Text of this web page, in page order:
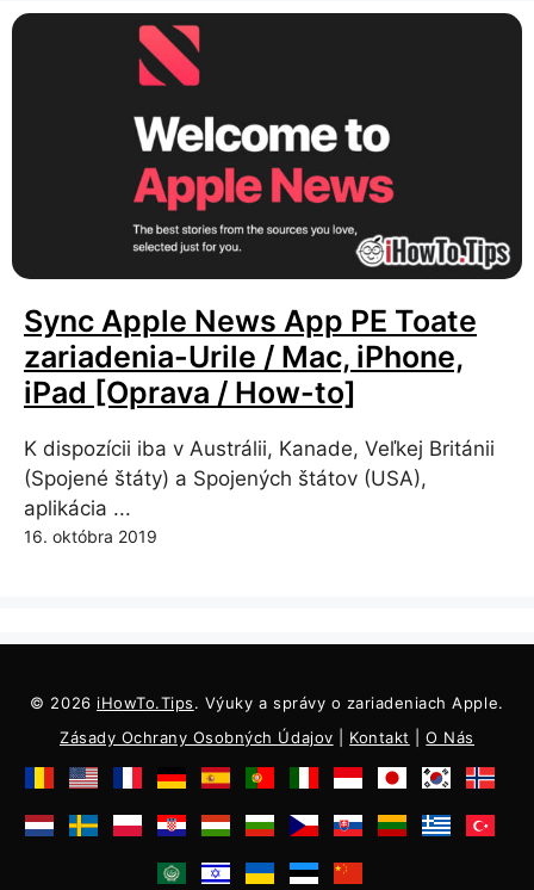
Sync Apple News App PE Toate
zariadenia-Urile / Mac, iPhone,
iPad [Oprava / How-to]
K dispozícii iba v Austrálii, Kanade, Veľkej Británii
(Spojené štáty) a Spojených štátov (USA),
aplikácia ...
16. októbra 2019
© 2026 iHowTo.Tips. Výuky a správy o zariadeniach Apple.
Zásady Ochrany Osobných Údajov
Kontakt |O Nás